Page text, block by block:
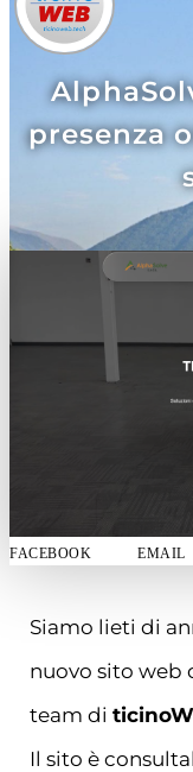
presenza
FACEBOOK EMAIL
Siamo lieti di
nuovo sito web
team di
Il sito è